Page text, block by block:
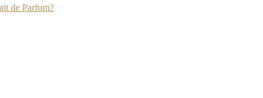
de Parfum?